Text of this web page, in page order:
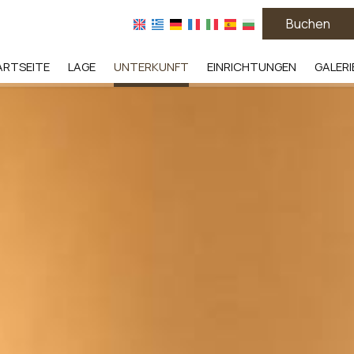
Buchen
LAGE UNTERKUNFT EINRICHTUNGEN